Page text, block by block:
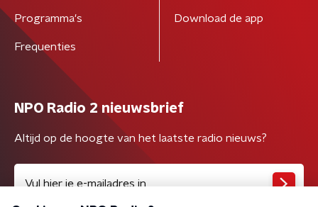
Programma's
Frequenties
Download de app
NPO Radio 2 nieuwsbrief
Altijd op de hoogte van het laatste radio nieuws?